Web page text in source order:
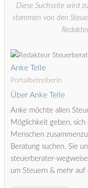
Diese Suchseite wird
stammen von den
Anke Telle
Portalbetreiberin
Über Anke Telle
Anke möchte allen
Möglichkeit geben,
Menschen
Beratung suchen. Sie
steuerberater-
um Steuern & mehr auf